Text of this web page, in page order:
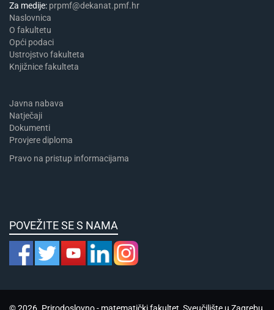
Za medije: prpmf@dekanat.pmf.hr
Naslovnica
​​​O fakultetu
Opći podaci
Ustrojstvo fakulteta
Knjižnice fakulteta
Javna nabava
Natječaji
Dokumenti
Provjere diploma
Pravo na pristup informacijama
POVEŽITE SE S NAMA